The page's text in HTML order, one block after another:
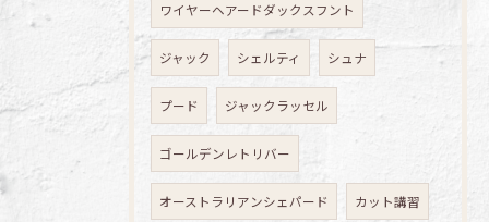
ワイヤーヘアードダックスフント
ジャック シェルティ シュナ
プード ジャックラッセル
ゴールデンレトリバー
オーストラリアンシェパード カット講習